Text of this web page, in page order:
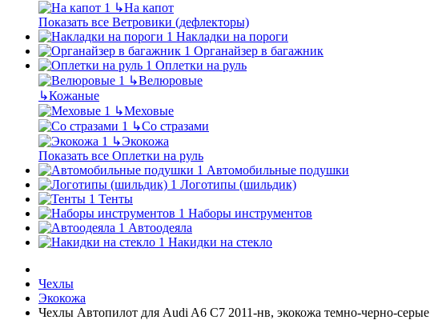
↳На капот
Показать все Ветровики (дефлекторы)
Накладки на пороги
Органайзер в багажник
Оплетки на руль
↳Велюровые
↳Кожаные
↳Меховые
↳Со стразами
↳Экокожа
Показать все Оплетки на руль
Автомобильные подушки
Логотипы (шильдик)
Тенты
Наборы инструментов
Автоодеяла
Накидки на стекло
Чехлы
Экокожа
Чехлы Автопилот для Audi A6 C7 2011-нв, экокожа темно-черно-серые